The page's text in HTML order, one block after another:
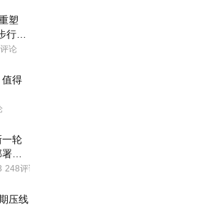
塑
行
论
值得
一轮
，
248评论
压线